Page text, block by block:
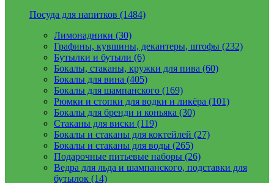
Посуда для напитков (1484)
Лимонадники (30)
Графины, кувшины, декантеры, штофы (232)
Бутылки и бутыли (6)
Бокалы, стаканы, кружки для пива (60)
Бокалы для вина (405)
Бокалы для шампанского (169)
Рюмки и стопки для водки и ликёра (101)
Бокалы для бренди и коньяка (30)
Стаканы для виски (119)
Бокалы и стаканы для коктейлей (27)
Бокалы и стаканы для воды (265)
Подарочные питьевые наборы (26)
Ведра для льда и шампанского, подставки для
бутылок (14)